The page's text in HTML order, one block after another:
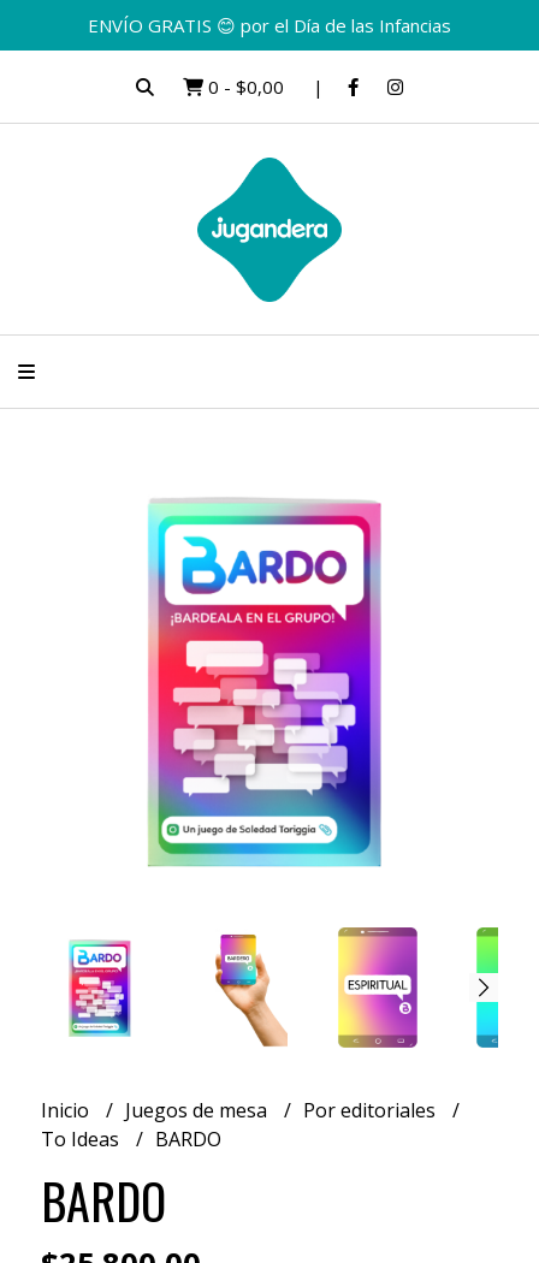
ENVÍO GRATIS 😊 por el Día de las Infancias
0 - $0,00
Inicio Juegos de mesa
Por editoriales
To Ideas
BARDO
BARDO